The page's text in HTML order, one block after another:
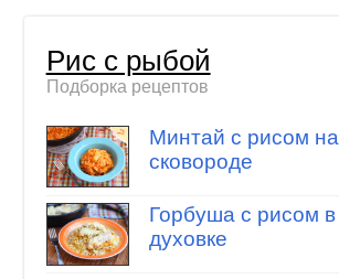
Рис с рыбой
Подборка рецептов
Минтай с рисом на
сковороде
Горбуша с рисом в
духовке